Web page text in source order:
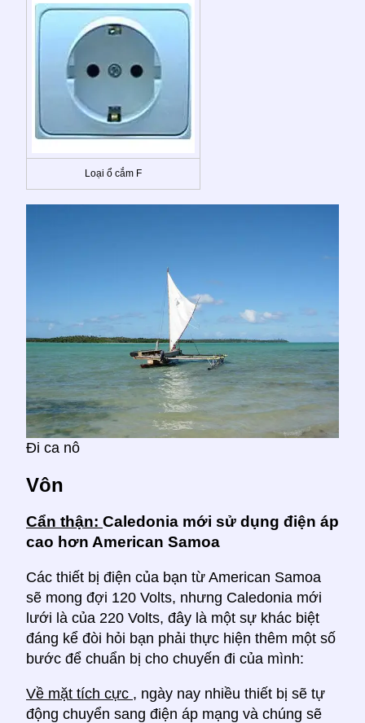
Loại ổ cắm F
Đi ca nô
Vôn
Cẩn thận: Caledonia mới sử dụng điện áp
cao hơn American Samoa
Các thiết bị điện của bạn từ American Samoa
sẽ mong đợi 120 Volts, nhưng Caledonia mới
lưới là của 220 Volts, đây là một sự khác biệt
đáng kể đòi hỏi bạn phải thực hiện thêm một số
bước để chuẩn bị cho chuyến đi của mình:
Về mặt tích cực , ngày nay nhiều thiết bị sẽ tự
động chuyển sang điện áp mạng và chúng sẽ